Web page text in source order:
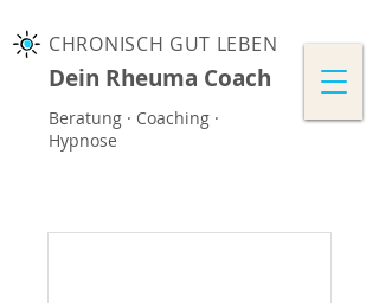
CHRONISCH GUT LEBEN
Dein Rheuma Coach
Beratung · Coaching ·
Hypnose